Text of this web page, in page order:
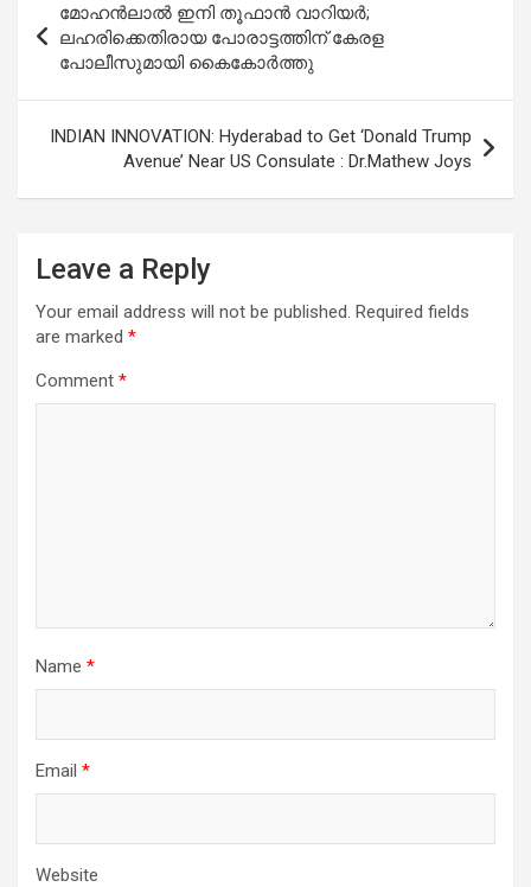
navigation
മോഹന്‍ലാല്‍ ഇനി തൂഫാന്‍ വാറിയര്‍;
ലഹരിക്കെതിരായ പോരാട്ടത്തിന് കേരള
പോലീസുമായി കൈകോര്‍ത്തു
INDIAN INNOVATION: Hyderabad to Get ‘Donald Trump
Avenue’ Near US Consulate : Dr.Mathew Joys
Leave a Reply
Your email address will not be published. Required fields
are marked *
Comment *
Name *
Email *
Website